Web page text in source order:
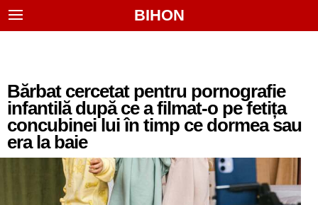
BIHON
Bărbat cercetat pentru pornografie
infantilă după ce a filmat-o pe fetița
concubinei lui în timp ce dormea sau
era la baie